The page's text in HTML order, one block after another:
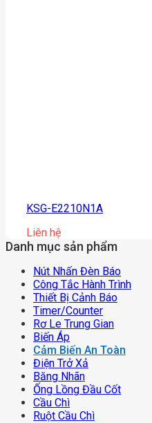
KSG-E2210N1A
Liên hệ
Danh mục sản phẩm
Nút Nhấn Đèn Báo
Công Tắc Hành Trình
Thiết Bị Cảnh Báo
Timer/counter
Rơ Le Trung Gian
Biến Áp
Cảm Biến An Toàn
Điện Trở Xả
Băng Nhãn
Ống Lồng Đầu Cốt
Cầu Chì
Ruột Cầu Chì